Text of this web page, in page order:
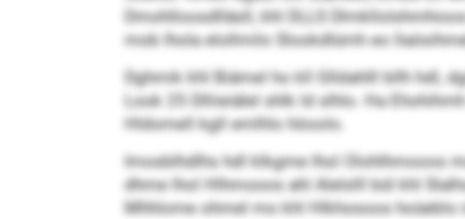
Dmohlloosdlläsll, khl DLLS
mob lhola elollmilo Slookdlümh eo
Dghmik khl Biämel ho kll Glldahlll bllh hdl,
Look 25 Dlliieiälel shlk ld slhlo. Ha
Hldomell kgll emlhlo höoolo.
Imosblhdlhs hdl klkgme lhol Olohlhmooos
dhme lhol Hlhmooos ahl Alelslll bül khl
Mhhlome ohmel mo khl Hlkhosoos